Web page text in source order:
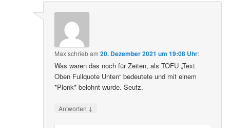
Maxschriebam20. Dezember 2021 um 19:08 Uhr:
Was waren das noch für Zeiten, als TOFU „Text
Oben Fullquote Unten“ bedeutete und mit einem
*Plonk* belohnt wurde. Seufz.
Antworten ↓